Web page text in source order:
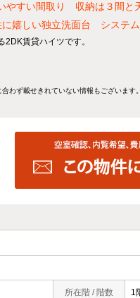
すい間取り 収納は３間と
嬉しい独立洗面台 システム
賃貸ハイツです。
わず載せきれていない情報もございます。
所在階 / 階数 1